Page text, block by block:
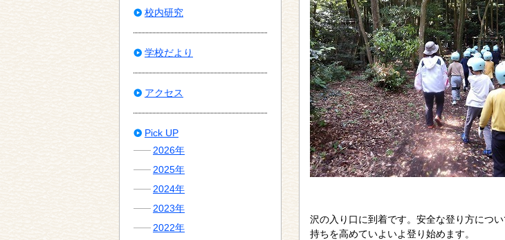
沢の入り口に到着です。安全な登り方につ
持ちを高めていよいよ登り始めます。
校内研究
学校だより
アクセス
Pick UP
2026年
2025年
2024年
2023年
2022年